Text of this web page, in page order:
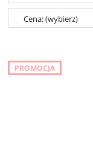
Cena: (wybierz)
PROMOCJA